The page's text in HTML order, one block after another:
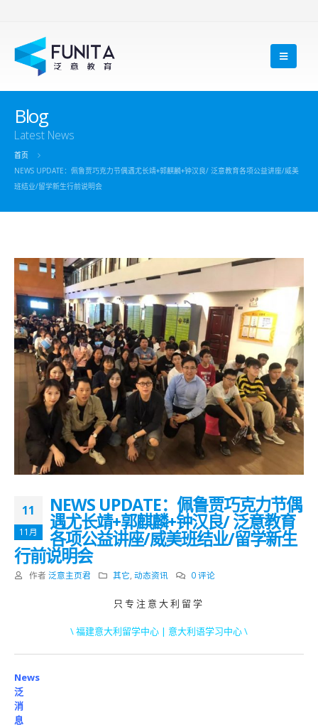
Blog
Latest News
首页
NEWS UPDATE：佩鲁贾巧克力节偶遇尤长靖+郭麒麟+钟汉良/ 泛意教育各项公益讲座/威美
班结业/留学新生行前说明会
11
11月
NEWS UPDATE：佩鲁贾巧克力节偶
遇尤长靖+郭麒麟+钟汉良/ 泛意教育
各项公益讲座/威美班结业/留学新生
行前说明会
作者 泛意主页君 其它,动态资讯 0 评论
只 专 注 意 大 利 留 学
\ 福建意大利留学中心 | 意大利语学习中心 \
News
泛
消
息